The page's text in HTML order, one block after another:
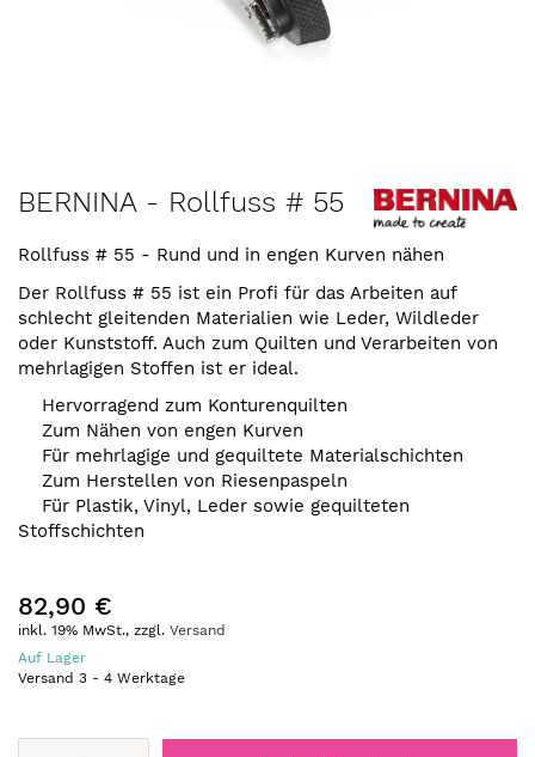
Anfang
Bildergalerie
springen
BERNINA - Rollfuss # 55
Rollfuss # 55 - Rund und in engen Kurven nähen
Der Rollfuss # 55 ist ein Profi für das Arbeiten auf
schlecht gleitenden Materialien wie Leder, Wildleder
oder Kunststoff. Auch zum Quilten und Verarbeiten von
mehrlagigen Stoffen ist er ideal.
Hervorragend zum Konturenquilten
Zum Nähen von engen Kurven
Für mehrlagige und gequiltete Materialschichten
Zum Herstellen von Riesenpaspeln
Für Plastik, Vinyl, Leder sowie gequilteten
Stoffschichten
82,90 €
inkl. 19% MwSt., zzgl. Versand
Auf Lager
Versand 3 - 4 Werktage